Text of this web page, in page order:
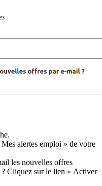
alertes emploi » de votre
les nouvelles offres
Cliquez sur le lien « Activer